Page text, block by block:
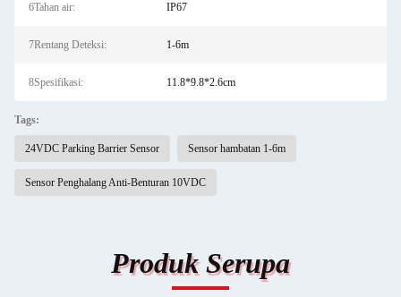
6Tahan air: IP67
7Rentang Deteksi: 1-6m
8Spesifikasi: 11.8*9.8*2.6cm
Tags:
24VDC Parking Barrier Sensor Sensor hambatan 1-6m
Sensor Penghalang Anti-Benturan 10VDC
Produk Serupa